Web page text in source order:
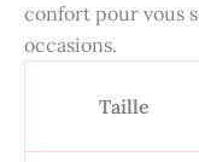
confort pour vous
occasions.
Taille